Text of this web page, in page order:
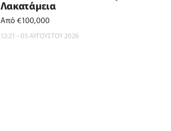
Λακατάμεια
Από €100,000
12:21 - 05 ΑΥΓΟΥΣΤΟΥ 2026